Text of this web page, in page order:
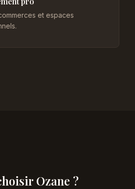
et espaces
Ozane ?